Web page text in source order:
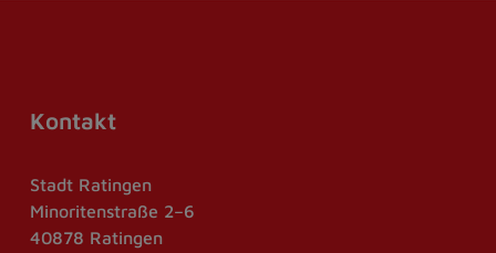
Kontakt
Stadt Ratingen
Minoritenstraße 2–6
40878 Ratingen